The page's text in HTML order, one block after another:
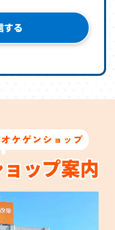
オケゲンショップ